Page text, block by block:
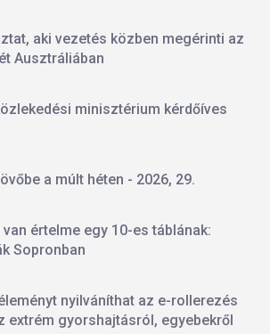
aki vezetés közben megérinti az
Ausztráliában
minisztérium kérdőíves
a múlt héten - 2026, 29.
értelme egy 10-es táblának:
Sopronban
nyilváníthat az e-rollerezés
extrém gyorshajtásról, egyebekről